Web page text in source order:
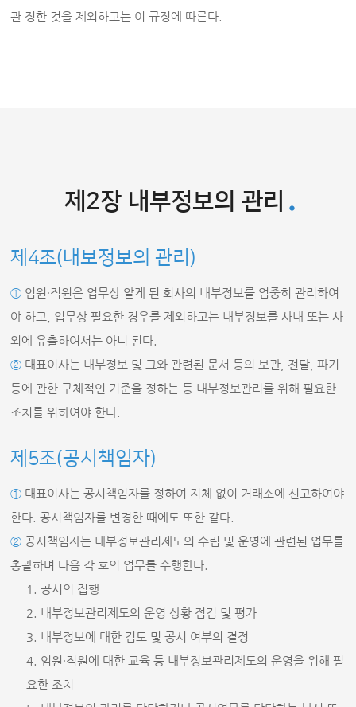
관 정한 것을 제외하고는 이 규정에 따른다.
제2장 내부정보의 관리
제4조(내보정보의 관리)
① 임원∙직원은 업무상 알게 된 회사의 내부정보를 엄중히 관리하여
야 하고, 업무상 필요한 경우를 제외하고는 내부정보를 사내 또는 사
외에 유출하여서는 아니 된다.
② 대표이사는 내부정보 및 그와 관련된 문서 등의 보관, 전달, 파기
등에 관한 구체적인 기준을 정하는 등 내부정보관리를 위해 필요한
조치를 위하여야 한다.
제5조(공시책임자)
① 대표이사는 공시책임자를 정하여 지체 없이 거래소에 신고하여야
한다. 공시책임자를 변경한 때에도 또한 같다.
② 공시책임자는 내부정보관리제도의 수립 및 운영에 관련된 업무를
총괄하며 다음 각 호의 업무를 수행한다.
1. 공시의 집행
2. 내부정보관리제도의 운영 상황 점검 및 평가
3. 내부정보에 대한 검토 및 공시 여부의 결정
4. 임원∙직원에 대한 교육 등 내부정보관리제도의 운영을 위해 필
요한 조치